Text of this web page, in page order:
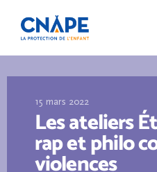
15 mars 2022
Les ateliers
rap et philo
violences